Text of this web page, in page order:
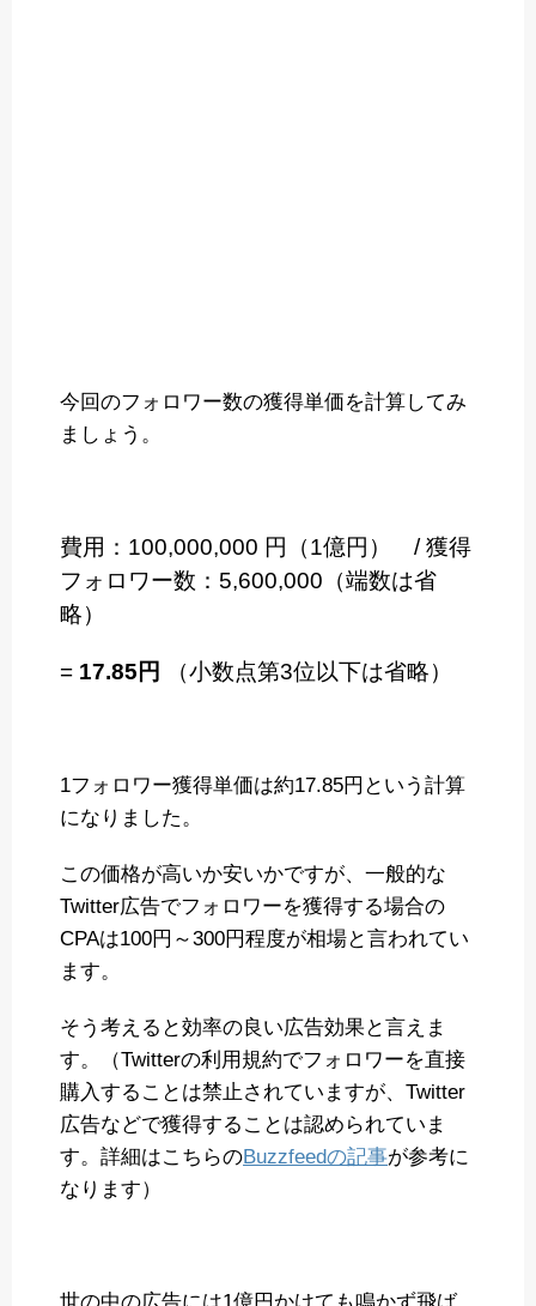
今回のフォロワー数の獲得単価を計算してみ
ましょう。
費用：100,000,000 円（1億円） / 獲得
フォロワー数：5,600,000（端数は省
略）
= 17.85円 （小数点第3位以下は省略）
1フォロワー獲得単価は約17.85円という計算
になりました。
この価格が高いか安いかですが、一般的な
Twitter広告でフォロワーを獲得する場合の
CPAは100円～300円程度が相場と言われてい
ます。
そう考えると効率の良い広告効果と言えま
す。（Twitterの利用規約でフォロワーを直接
購入することは禁止されていますが、Twitter
広告などで獲得することは認められていま
す。詳細はこちらのBuzzfeedの記事が参考に
なります）